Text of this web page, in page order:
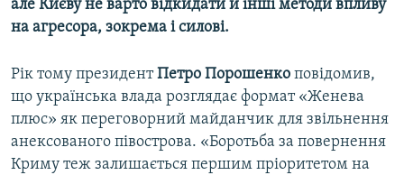
але Києву не варто відкидати й інші методи впливу
на агресора, зокрема і силові.
Рік тому президентПетро Порошенко повідомив,
що українська влада розглядає формат «Женева
плюс» як переговорний майданчик для звільнення
анексованого півострова. «Боротьба за повернення
Криму теж залишається першим пріоритетом на